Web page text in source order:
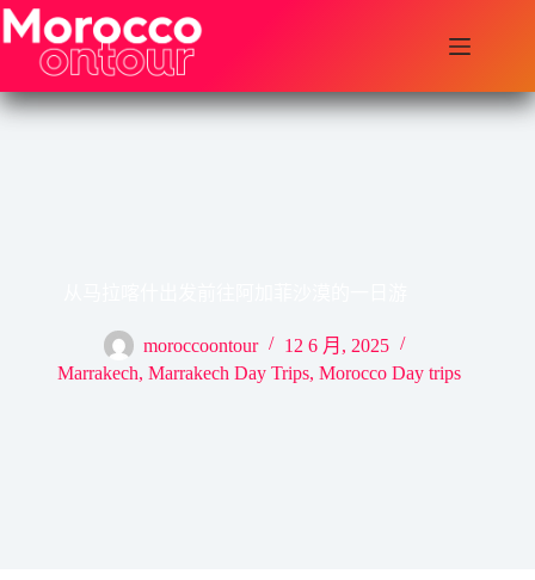
跳
至
容
moroccoontour
12 6 月, 2025
Marrakech,Marrakech Day Trips,Morocco Day trips